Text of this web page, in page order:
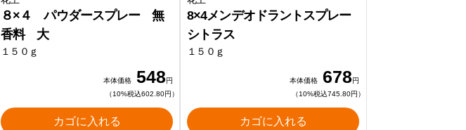
８×４ パウダースプレー 無
香料 大
１５０ｇ
本体価格 548円
（10%税込602.80円）
カゴに入れる
8×4メンデオドラントスプレー
シトラス
１５０ｇ
本体価格 678円
（10%税込745.80円）
カゴに入れる